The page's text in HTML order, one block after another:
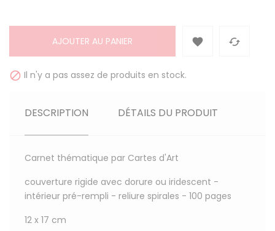
AJOUTER AU PANIER  
 Il n'y a pas assez de produits en stock.
DESCRIPTION DÉTAILS DU PRODUIT
Carnet thématique par Cartes d'Art
couverture rigide avec dorure ou iridescent -
intérieur pré-rempli - reliure spirales - 100 pages
12 x 17 cm